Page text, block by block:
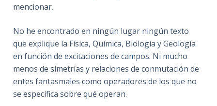
mencionar.
No he encontrado en ningún lugar ningún texto
que explique la Física, Química, Biología y Geología
en función de excitaciones de campos. Ni mucho
menos de simetrías y relaciones de conmutación de
entes fantasmales como operadores de los que no
se especifica sobre qué operan.